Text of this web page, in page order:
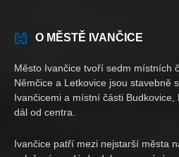
O MĚSTĚ IVANČICE
Město Ivančice tvoří sedm místních
Němčice a Letkovice jsou stavebně
Ivančicemi a místní části
dál od centra.
Ivančice patří mezi nejstarší města